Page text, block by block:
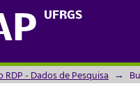
UFRGS
RDP - Dados de Pesquisa →